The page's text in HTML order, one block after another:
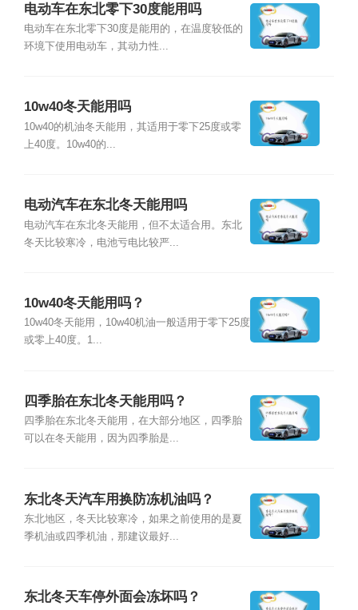
电动车在东北零下30度能用吗
电动车在东北零下30度是能用的，在温度较低的
环境下使用电动车，其动力性...
10w40冬天能用吗
10w40的机油冬天能用，其适用于零下25度或零
上40度。10w40的...
电动汽车在东北冬天能用吗
电动汽车在东北冬天能用，但不太适合用。东北
冬天比较寒冷，电池亏电比较严...
10w40冬天能用吗？
10w40冬天能用，10w40机油一般适用于零下25度
或零上40度。1...
四季胎在东北冬天能用吗？
四季胎在东北冬天能用，在大部分地区，四季胎
可以在冬天能用，因为四季胎是...
东北冬天汽车用换防冻机油吗？
东北地区，冬天比较寒冷，如果之前使用的是夏
季机油或四季机油，那建议最好...
东北冬天车停外面会冻坏吗？